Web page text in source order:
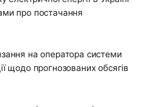
про постачання
на оператора системи
щодо прогнозованих обсягів